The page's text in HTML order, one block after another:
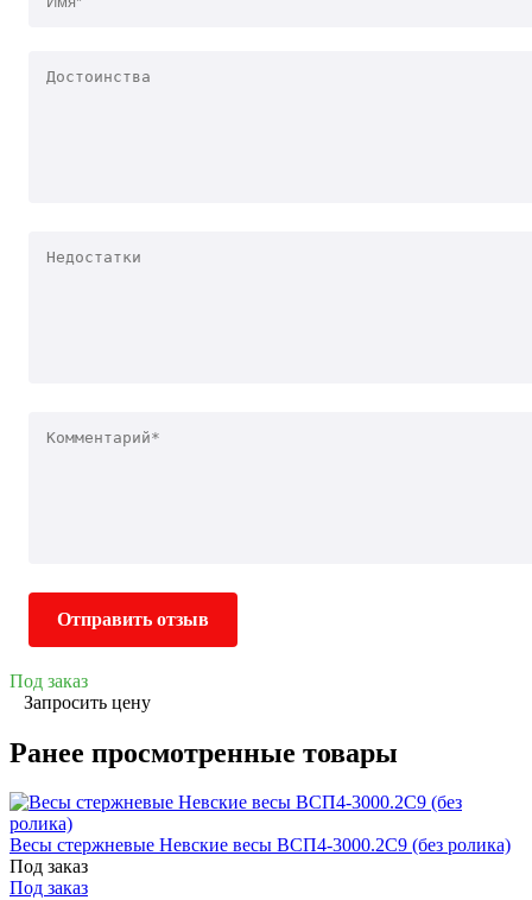
Отправить отзыв
Под заказ
Запросить цену
Ранее просмотренные товары
Весы стержневые Невские весы ВСП4-3000.2С9 (без ролика)
Под заказ
Под заказ